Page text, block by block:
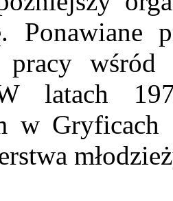
wśród
latach
w Gryficach